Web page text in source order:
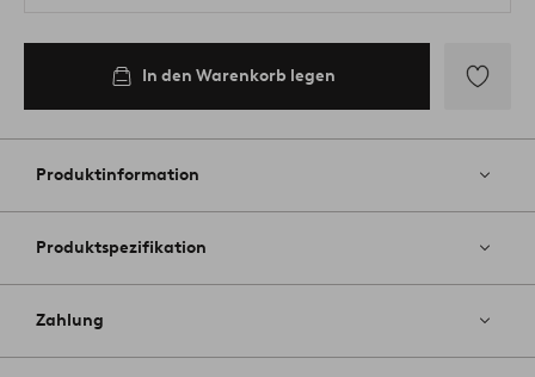
In den Warenkorb legen
Favoriten
Produktinformation
Produktspezifikation
Zahlung